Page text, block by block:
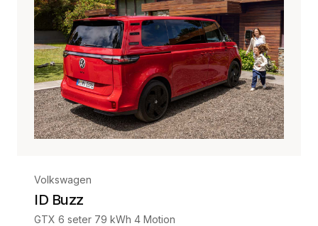
Volkswagen
ID Buzz
GTX 6 seter 79 kWh 4 Motion